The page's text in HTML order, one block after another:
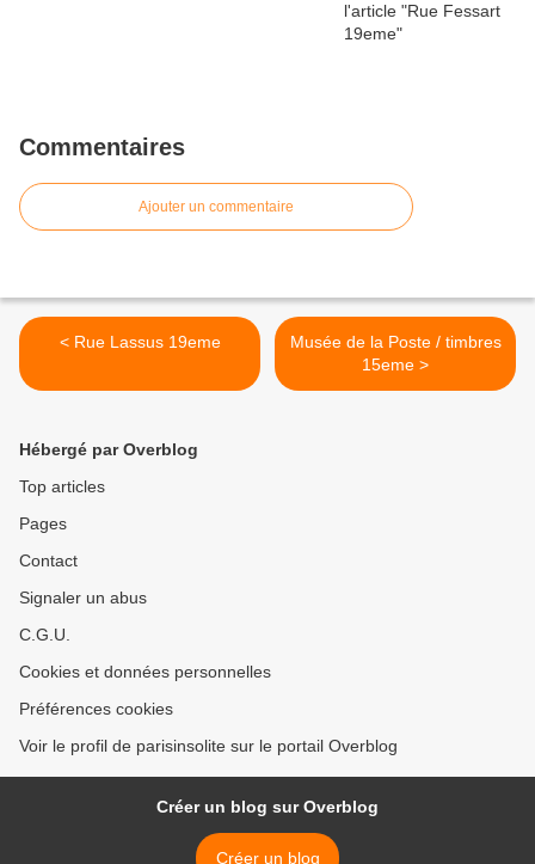
Commentaires
Ajouter un commentaire
< Rue Lassus 19eme
Musée de la Poste / timbres
15eme >
Hébergé par Overblog
Top articles
Pages
Contact
Signaler un abus
C.G.U.
Cookies et données personnelles
Préférences cookies
Voir le profil de parisinsolite sur le portail Overblog
Créer un blog sur Overblog
Créer un blog